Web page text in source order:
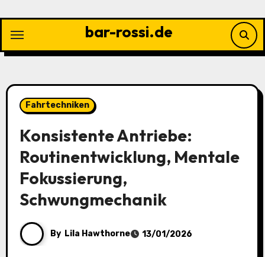
content
bar-rossi.de
Fahrtechniken
Konsistente Antriebe:
Routinentwicklung, Mentale
Fokussierung,
Schwungmechanik
By Lila Hawthorne 13/01/2026